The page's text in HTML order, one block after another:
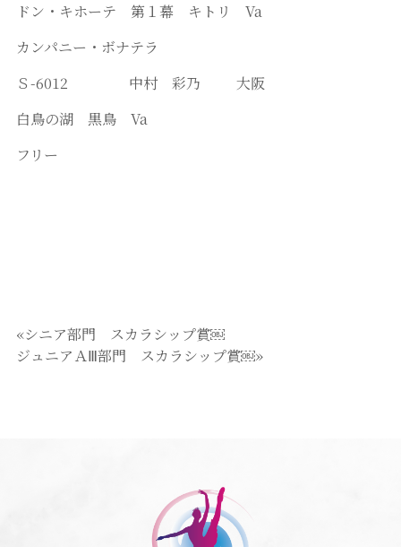
ドン・キホーテ 第１幕 キトリ Va
カンパニー・ボナテラ
Ｓ-6012 中村 彩乃 大阪
白鳥の湖 黒鳥 Va
フリー
«シニア部門 スカラシップ賞￼
ジュニアＡⅢ部門 スカラシップ賞￼»